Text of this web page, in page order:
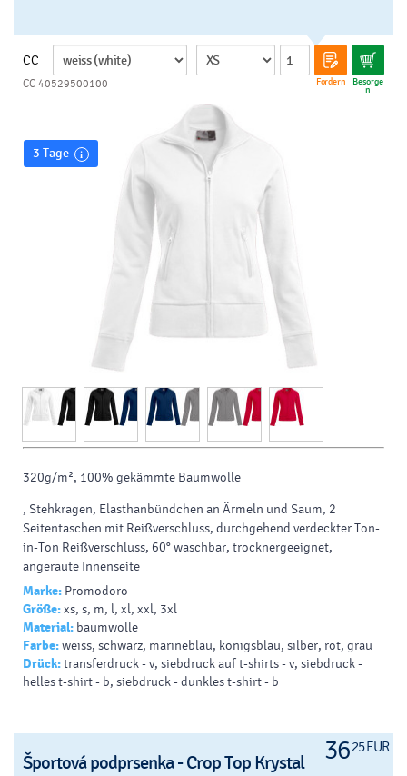
CC
Fordern Besorge
n
CC 40529500100
3 Tage
320g/m², 100% gekämmte Baumwolle
, Stehkragen, Elasthanbündchen an Ärmeln und Saum, 2
Seitentaschen mit Reißverschluss, durchgehend verdeckter Ton-
in-Ton Reißverschluss, 60° waschbar, trocknergeeignet,
angeraute Innenseite
Marke: Promodoro
Größe:xs, s, m, l, xl, xxl, 3xl
Material: baumwolle
Farbe:weiss, schwarz, marineblau, königsblau, silber, rot, grau
Drück:transferdruck - v, siebdruck auf t-shirts - v, siebdruck -
helles t-shirt - b, siebdruck - dunkles t-shirt - b
3625 EUR
Športová podprsenka - Crop Top Krystal